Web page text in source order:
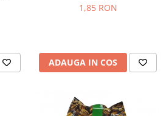
1,85 RON
ADAUGA IN COS